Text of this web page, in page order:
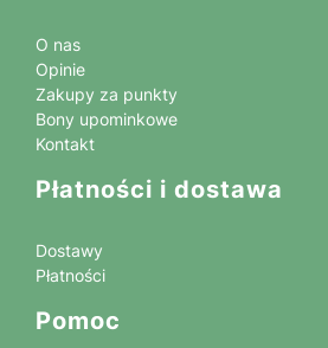
O nas
Opinie
Zakupy za punkty
Bony upominkowe
Kontakt
Płatności i dostawa
Dostawy
Płatności
Pomoc